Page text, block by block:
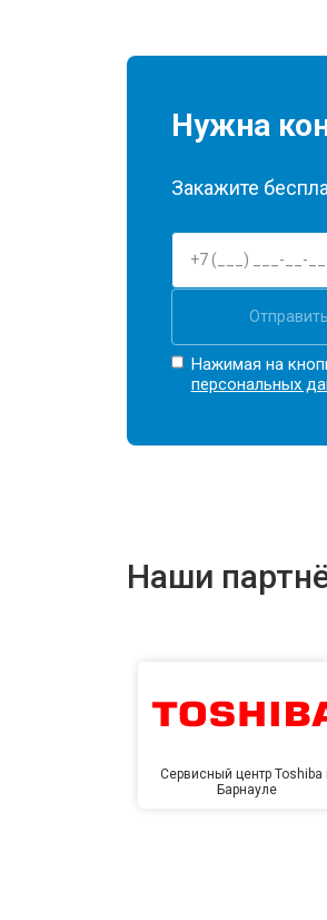
Нужна
Закажите
Нажимая на
персональных
Наши
Сервисный центр Toshiba
Барнауле